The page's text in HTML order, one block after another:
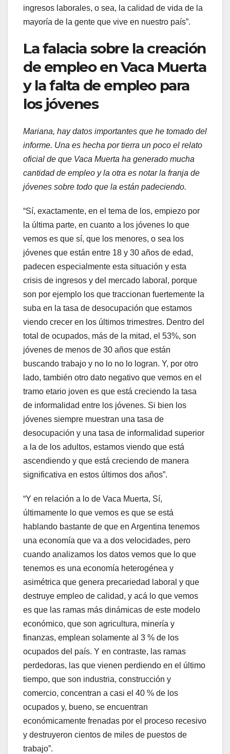
ingresos laborales, o sea, la calidad de vida de la
mayoría de la gente que vive en nuestro país”.
La falacia sobre la creación
de empleo en Vaca Muerta
y la falta de empleo para
los jóvenes
Mariana, hay datos importantes que he tomado del
informe. Una es hecha por tierra un poco el relato
oficial de que Vaca Muerta ha generado mucha
cantidad de empleo y la otra es notar la franja de
jóvenes sobre todo que la están padeciendo.
“Sí, exactamente, en el tema de los, empiezo por
la última parte, en cuanto a los jóvenes lo que
vemos es que sí, que los menores, o sea los
jóvenes que están entre 18 y 30 años de edad,
padecen especialmente esta situación y esta
crisis de ingresos y del mercado laboral, porque
son por ejemplo los que traccionan fuertemente la
suba en la tasa de desocupación que estamos
viendo crecer en los últimos trimestres. Dentro del
total de ocupados, más de la mitad, el 53%, son
jóvenes de menos de 30 años que están
buscando trabajo y no lo no lo logran. Y, por otro
lado, también otro dato negativo que vemos en el
tramo etario joven es que está creciendo la tasa
de informalidad entre los jóvenes. Si bien los
jóvenes siempre muestran una tasa de
desocupación y una tasa de informalidad superior
a la de los adultos, estamos viendo que está
ascendiendo y que está creciendo de manera
significativa en estos últimos dos años”.
“Y en relación a lo de Vaca Muerta, Sí,
últimamente lo que vemos es que se está
hablando bastante de que en Argentina tenemos
una economía que va a dos velocidades, pero
cuando analizamos los datos vemos que lo que
tenemos es una economía heterogénea y
asimétrica que genera precariedad laboral y que
destruye empleo de calidad, y acá lo que vemos
es que las ramas más dinámicas de este modelo
económico, que son agricultura, minería y
finanzas, emplean solamente al 3 % de los
ocupados del país. Y en contraste, las ramas
perdedoras, las que vienen perdiendo en el último
tiempo, que son industria, construcción y
comercio, concentran a casi el 40 % de los
ocupados y, bueno, se encuentran
económicamente frenadas por el proceso recesivo
y destruyeron cientos de miles de puestos de
trabajo”.